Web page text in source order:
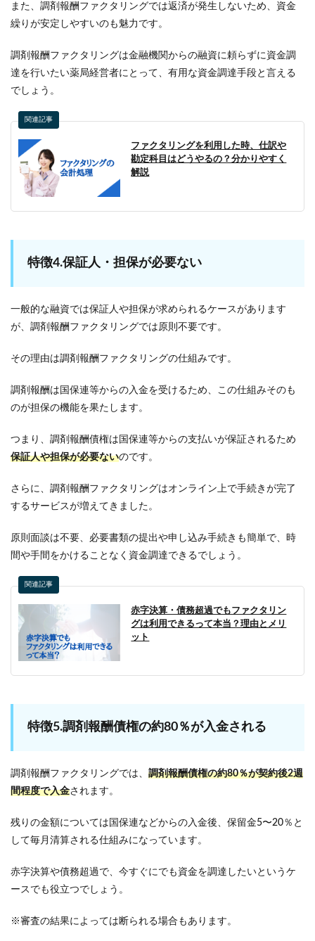
また、調剤報酬ファクタリングでは返済が発生しないため、資金
繰りが安定しやすいのも魅力です。
調剤報酬ファクタリングは金融機関からの融資に頼らずに資金調
達を行いたい薬局経営者にとって、有用な資金調達手段と言える
でしょう。
関連記事
ファクタリングを利用した時、仕訳や
勘定科目はどうやるの？分かりやすく
解説
特徴4.保証人・担保が必要ない
一般的な融資では保証人や担保が求められるケースがあります
が、調剤報酬ファクタリングでは原則不要です。
その理由は調剤報酬ファクタリングの仕組みです。
調剤報酬は国保連等からの入金を受けるため、この仕組みそのも
のが担保の機能を果たします。
つまり、調剤報酬債権は国保連等からの支払いが保証されるため
保証人や担保が必要ないのです。
さらに、調剤報酬ファクタリングはオンライン上で手続きが完了
するサービスが増えてきました。
原則面談は不要、必要書類の提出や申し込み手続きも簡単で、時
間や手間をかけることなく資金調達できるでしょう。
関連記事
赤字決算・債務超過でもファクタリン
グは利用できるって本当？理由とメリ
ット
特徴5.調剤報酬債権の約80％が入金される
調剤報酬ファクタリングでは、 調剤報酬債権の約80％が契約後2週
間程度で入金されます。
残りの金額については国保連などからの入金後、保留金5〜20％と
して毎月清算される仕組みになっています。
赤字決算や債務超過で、今すぐにでも資金を調達したいというケ
ースでも役立つでしょう。
※審査の結果によっては断られる場合もあります。